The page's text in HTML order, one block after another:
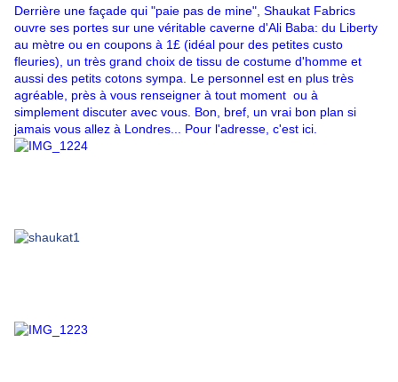
Derrière une façade qui "paie pas de mine", Shaukat Fabrics
ouvre ses portes sur une véritable caverne d'Ali Baba: du Liberty
au mètre ou en coupons à 1£ (idéal pour des petites custo
fleuries), un très grand choix de tissu de costume d'homme et
aussi des petits cotons sympa. Le personnel est en plus très
agréable, près à vous renseigner à tout moment ou à
simplement discuter avec vous. Bon, bref, un vrai bon plan si
jamais vous allez à Londres... Pour l'adresse, c'est ici